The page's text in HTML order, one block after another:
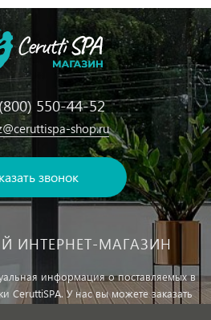
550-44-52
shop.ru
звонок
ИНТЕРНЕТ-МАГАЗИН
информация о поставляемых в
CeruttiSPA. У нас вы можете заказать